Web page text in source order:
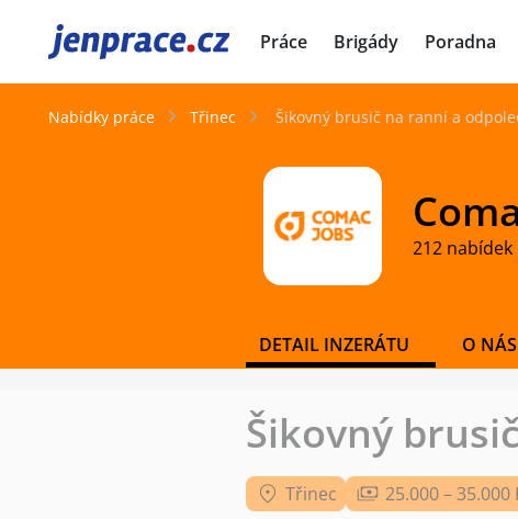
JenPráce.cz Práce Brigády Poradna
Nabídky práce Třinec Šikovný brusič na ranní a
212 nabídek
DETAIL INZERÁTU O NÁS
Šikovný
Třinec 25.000 – 35.000